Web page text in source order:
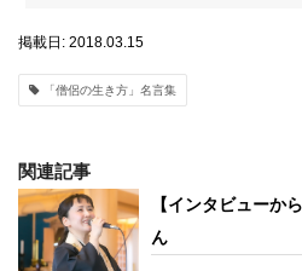
掲載日: 2018.03.15
「僧侶の生き方」名言集
関連記事
【インタビューか
ん